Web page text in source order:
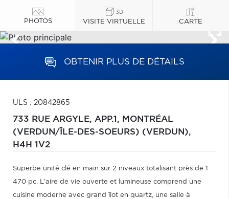
PHOTOS VISITE VIRTUELLE CARTE
OBTENIR PLUS DE DÉTAILS
ULS : 20842865
733 RUE ARGYLE, APP.1, MONTRÉAL
(VERDUN/ÎLE-DES-SOEURS) (VERDUN),
H4H 1V2
Superbe unité clé en main sur 2 niveaux totalisant près de 1
470 pc. L'aire de vie ouverte et lumineuse comprend une
cuisine moderne avec grand îlot en quartz, une salle à